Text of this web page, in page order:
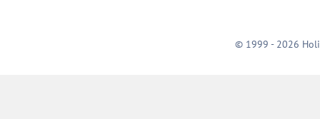
© 1999 - 2026